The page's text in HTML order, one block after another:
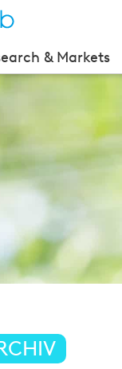
& Markets